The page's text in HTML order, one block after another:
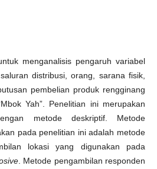
menganalisis pengaruh variabel
distribusi, orang, sarana fisik,
pembelian produk rengginang
Yah”. Penelitian ini merupakan
metode deskriptif. Metode
pada penelitian ini adalah metode
lokasi yang digunakan pada
. Metode pengambilan responden